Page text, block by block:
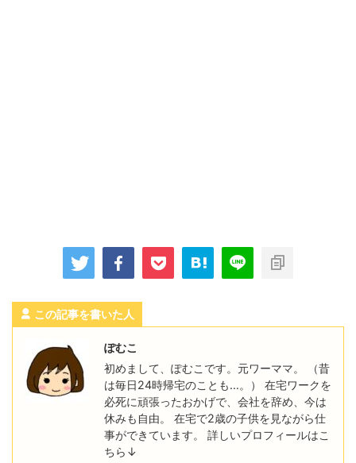
この記事を書いた人
ぽむこ
初めまして、ぽむこです。元ワーママ。 （昔
は毎日24時帰宅のことも…。） 在宅ワークを
必死に頑張ったおかげで、会社を辞め、今は
休みも自由。 在宅で2歳の子供を見ながら仕
事ができています。 詳しいプロフィールはこ
ちら↓